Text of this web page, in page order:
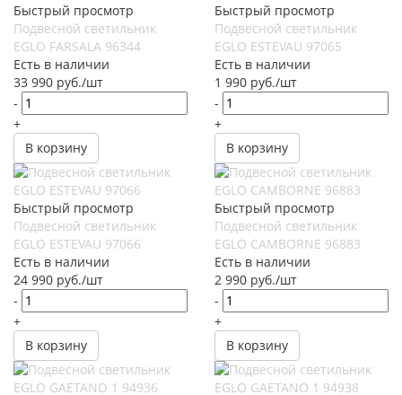
Быстрый просмотр
Подвесной светильник
EGLO FARSALA 96344
Есть в наличии
33 990 руб./шт
-
+
В корзину
Быстрый просмотр
Подвесной светильник
EGLO ESTEVAU 97065
Есть в наличии
1 990 руб./шт
-
+
В корзину
Быстрый просмотр
Подвесной светильник
EGLO ESTEVAU 97066
Есть в наличии
24 990 руб./шт
-
+
В корзину
Быстрый просмотр
Подвесной светильник
EGLO CAMBORNE 96883
Есть в наличии
2 990 руб./шт
-
+
В корзину